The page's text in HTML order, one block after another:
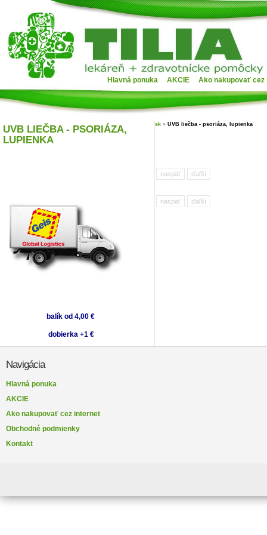
Hlavná ponuka AKCIE Ako nakupovať cez
sk » UVB liečba - psoriáza, lupienka
naspäť ďaľší
naspäť ďaľší
UVB LIEČBA - PSORIÁZA,
LUPIENKA
balík od 4,00 €
dobierka +1 €
Navigácia
Hlavná ponuka
AKCIE
Ako nakupovať cez internet
Obchodné podmienky
Kontakt